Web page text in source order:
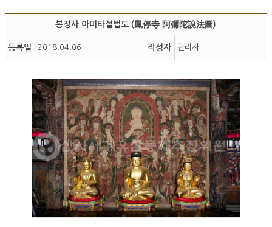
봉정사 아미타설법도 (鳳停寺 阿彌陀說法圖)
등록일 2018.04.06 작성자 관리자